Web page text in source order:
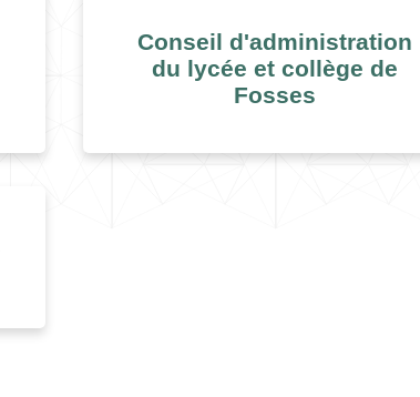
Conseil d'administration
du lycée et collège de
Fosses